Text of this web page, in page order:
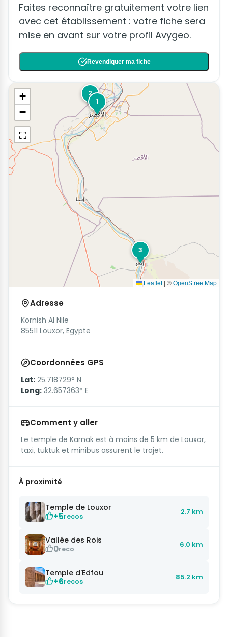
Faites reconnaître gratuitement votre lien
avec cet établissement : votre fiche sera
mise en avant sur votre profil Avygeo.
Revendiquer ma fiche
1
2
3
+
−
⛶
Leaflet | ©OpenStreetMap
Adresse
Kornish Al Nile
85511 Louxor, Egypte
Coordonnées GPS
Lat: 25.718729° N
Long: 32.657363° E
Comment y aller
Le temple de Karnak est à moins de 5 km de Louxor,
taxi, tuktuk et minibus assurent le trajet.
À proximité
Temple de Louxor
+5recos 2.7 km
Vallée des Rois
0reco 6.0 km
Temple d'Edfou
+6recos 85.2 km